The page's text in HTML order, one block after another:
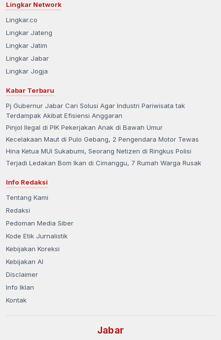
Lingkar Network
Lingkar.co
Lingkar Jateng
Lingkar Jatim
Lingkar Jabar
Lingkar Jogja
Kabar Terbaru
Pj Gubernur Jabar Cari Solusi Agar Industri Pariwisata tak
Terdampak Akibat Efisiensi Anggaran
Pinjol Ilegal di PIK Pekerjakan Anak di Bawah Umur
Kecelakaan Maut di Pulo Gebang, 2 Pengendara Motor Tewas
Hina Ketua MUI Sukabumi, Seorang Netizen di Ringkus Polisi
Terjadi Ledakan Bom Ikan di Cimanggu, 7 Rumah Warga Rusak
Info Redaksi
Tentang Kami
Redaksi
Pedoman Media Siber
Kode Etik Jurnalistik
Kebijakan Koreksi
Kebijakan AI
Disclaimer
Info Iklan
Kontak
Jabar